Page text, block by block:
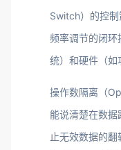
Switch）的控
频率调节的闭环
统）和硬件（如
操作数隔离（
能说清楚在数
止无效数据的翻